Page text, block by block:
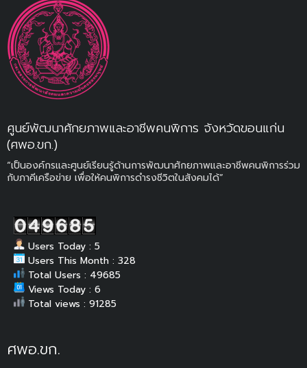
ศูนย์พัฒนาศักยภาพและอาชีพคนพิการ จังหวัดขอนแก่น
(ศพอ.ขก.)
“เป็นองค์กรและศูนย์เรียนรู้ด้านการพัฒนาศักยภาพและอาชีพคนพิการร่วม
กับภาคีเครือข่าย เพื่อให้คนพิการดำรงชีวิตในสังคมได้”
Users Today : 5
Users This Month : 328
Total Users : 49685
Views Today : 6
Total views : 91285
ศพอ.ขก.